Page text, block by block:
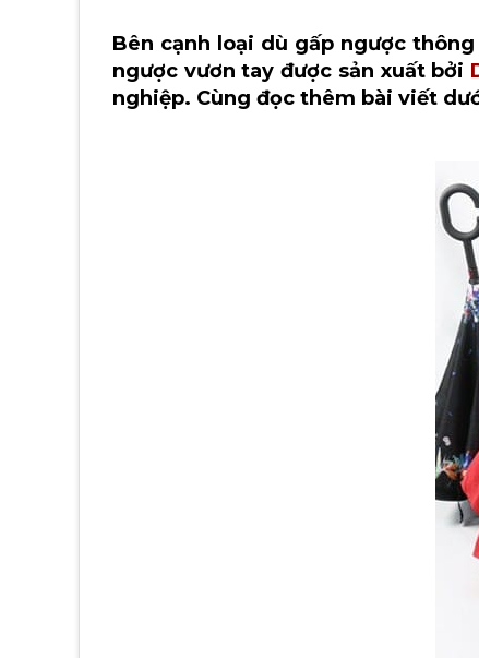
Bên cạnh loại dù gấp ngược
ngược vươn tay được sản xuất bởi
nghiệp. Cùng đọc thêm bài viết